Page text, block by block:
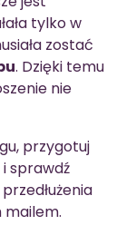
tylko w
zostać
. Dzięki temu
nie
przygotuj
sprawdź